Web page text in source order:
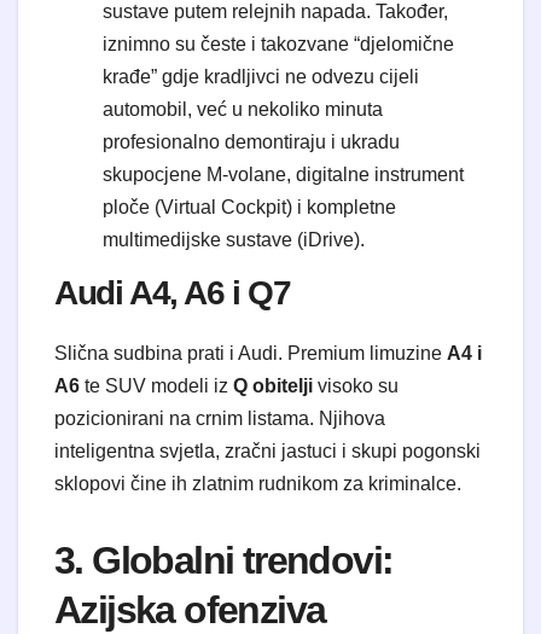
sustave putem relejnih napada. Također,
iznimno su česte i takozvane “djelomične
krađe” gdje kradljivci ne odvezu cijeli
automobil, već u nekoliko minuta
profesionalno demontiraju i ukradu
skupocjene M-volane, digitalne instrument
ploče (Virtual Cockpit) i kompletne
multimedijske sustave (iDrive).
Audi A4, A6 i Q7
Slična sudbina prati i Audi. Premium limuzine A4 i
A6 te SUV modeli iz Q obitelji visoko su
pozicionirani na crnim listama. Njihova
inteligentna svjetla, zračni jastuci i skupi pogonski
sklopovi čine ih zlatnim rudnikom za kriminalce.
3. Globalni trendovi:
Azijska ofenziva